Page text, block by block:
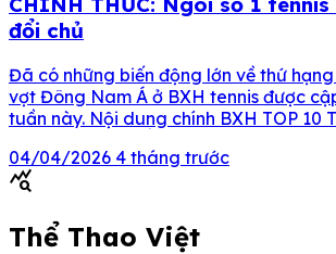
đổi chủ
Đã có những biến động lớn về thứ
vợt Đông Nam Á ở BXH tennis được
tuần này. Nội dung chính BXH TOP 10
Á MỚI NHẤT Bảng xếp hạng tennis thế
04/04/2026 4 tháng trước
query_stats
Thể Thao Việt